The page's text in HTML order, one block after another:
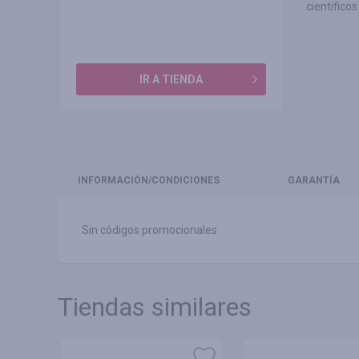
IR A TIENDA
científicos
INFORMACIÓN /CONDICIONES GARANTÍA
Sin códigos promocionales
Tiendas similares